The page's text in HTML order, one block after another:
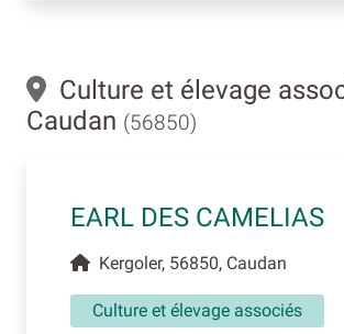
Culture et élevage
Caudan (56850)
EARL DES CAMELIAS
Kergoler, 56850, Caudan
Culture et élevage associés